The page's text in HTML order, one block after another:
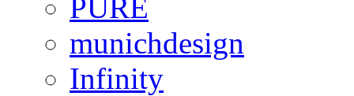
PURE
munichdesign
Infinity